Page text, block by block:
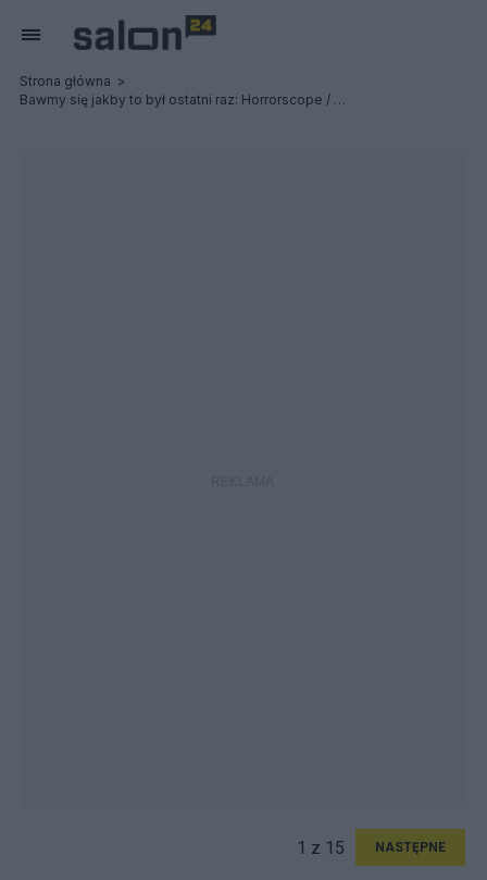
Strona główna
Bawmy się jakby to był ostatni raz: Horrorscope / Destroyers - Relacja
1 z 15 NASTĘPNE